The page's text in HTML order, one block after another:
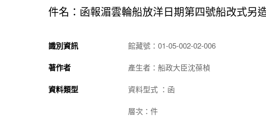
件名：函報湄雲輪船放洋日期第四號船改式另
識別資訊 館藏號：01-05-002-02-006
著作者 產生者：船政大臣沈葆楨
資料類型 資料型式 ：函
層次：件